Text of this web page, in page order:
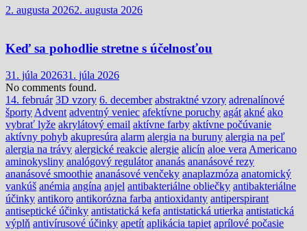
2. augusta 20262. augusta 2026
Keď sa pohodlie stretne s účelnosťou
31. júla 202631. júla 2026
No comments found.
14. február 3D vzory 6. december abstraktné vzory adrenalínové
športy Advent adventný veniec afektívne poruchy agát akné ako
vybrať lyže akrylátový email aktívne farby aktívne počúvanie
aktívny pohyb akupresúra alarm alergia na buruny alergia na peľ
alergia na trávy alergické reakcie alergie alicín aloe vera Americano
aminokysliny analógový regulátor ananás ananásové rezy
ananásové smoothie ananásové venčeky anaplazmóza anatomický
vankúš anémia angína anjel antibakteriálne obliečky antibakteriálne
účinky antikoro antikorózna farba antioxidanty antiperspirant
antiseptické účinky antistatická kefa antistatická utierka antistatická
výplň antivírusové účinky apetít aplikácia tapiet aprílové počasie